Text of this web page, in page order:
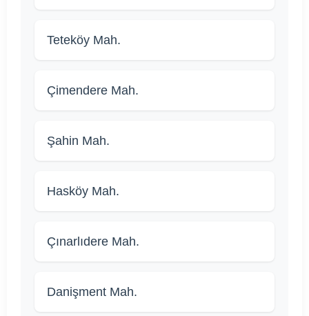
Teteköy Mah.
Çimendere Mah.
Şahin Mah.
Hasköy Mah.
Çınarlıdere Mah.
Danişment Mah.